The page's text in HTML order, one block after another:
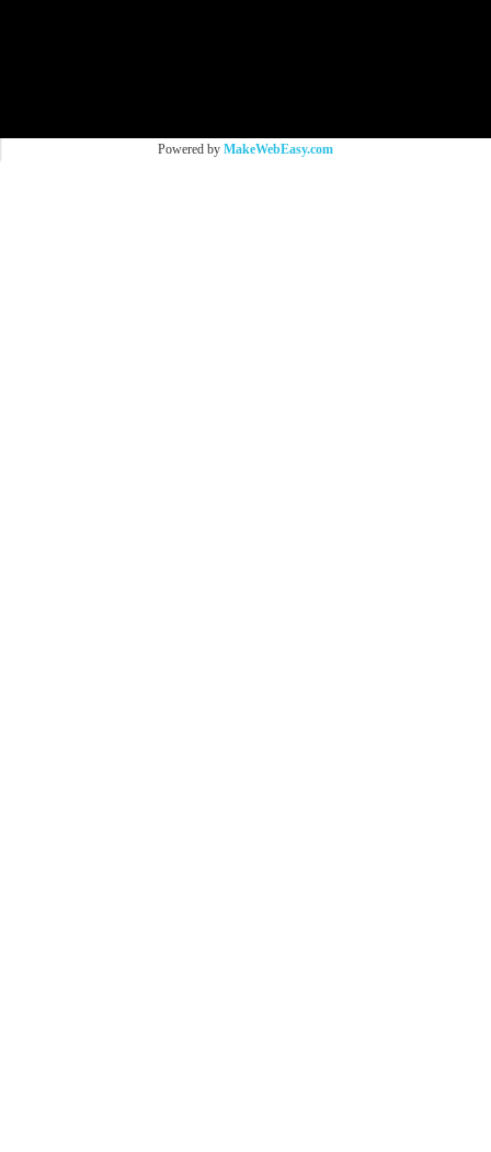
Powered by MakeWebEasy.com